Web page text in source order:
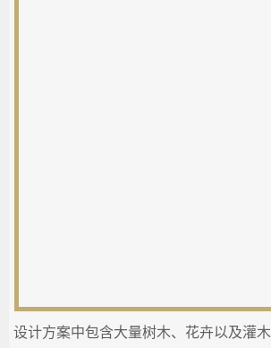
设计方案中包含大量树木、花卉以及灌木